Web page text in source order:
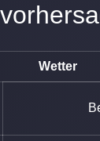
Wetter